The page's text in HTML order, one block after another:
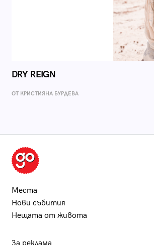
DRY REIGN
ОТ КРИСТИЯНА БУРДЕВА
Места
Нови събития
Нещата от живота